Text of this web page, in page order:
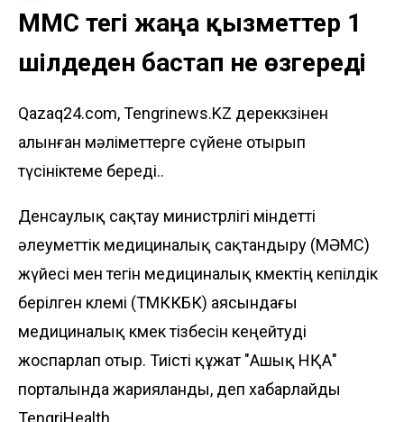
МӘМС тегі жаңа қызметтер 1
шілдеден бастап не өзгереді
Qazaq24.com, Tengrinews.KZ дереккөзінен
алынған мәліметтерге сүйене отырып
түсініктеме береді..
Денсаулық сақтау министрлігі міндетті
әлеуметтік медициналық сақтандыру (МӘМС)
жүйесі мен тегін медициналық көмектің кепілдік
берілген көлемі (ТМККБК) аясындағы
медициналық көмек тізбесін кеңейтуді
жоспарлап отыр. Тиісті құжат "Ашық НҚА"
порталында жарияланды, деп хабарлайды
TengriHealth.